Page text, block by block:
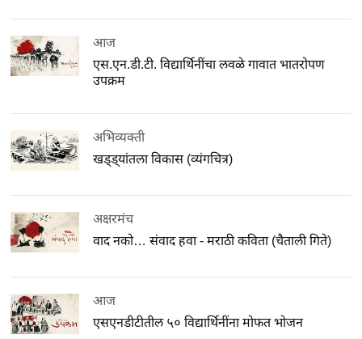
आज
एस.एन.डी.टी. विद्यार्थिनींचा लवळे गावात भातरोपण
उपक्रम
अभिव्यक्ती
खड्ड्यांतला विकास (व्यंगचित्र)
अक्षरमंच
वाद नको… संवाद हवा - मराठी कविता (चैताली गिते)
आज
एसएनडीटीतील ५० विद्यार्थिनींना मोफत भोजन